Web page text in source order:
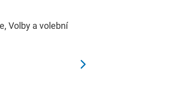
Volby a volební